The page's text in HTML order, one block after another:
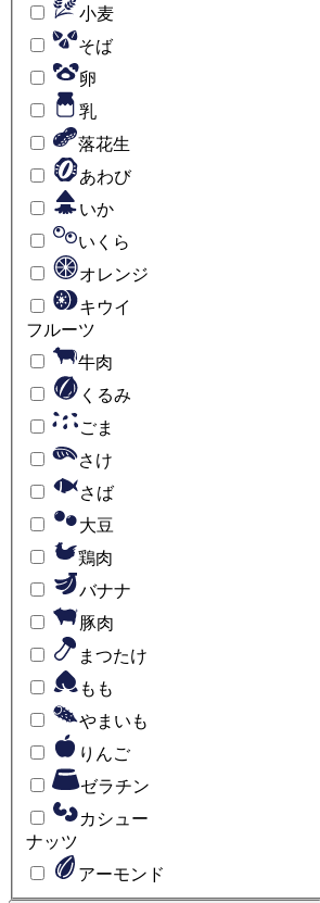
小麦
そば
卵
乳
落花生
あわび
いか
いくら
オレンジ
キウイ
フルーツ
牛肉
くるみ
ごま
さけ
さば
大豆
鶏肉
バナナ
豚肉
まつたけ
もも
やまいも
りんご
ゼラチン
カシュー
ナッツ
アーモンド